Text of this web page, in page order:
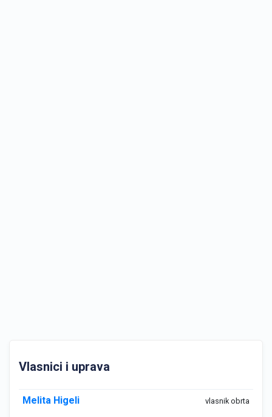
Vlasnici i uprava
Melita Higeli vlasnik obrta